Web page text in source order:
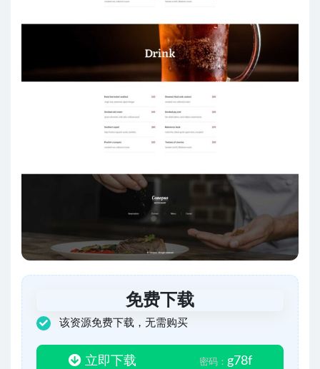
免费下载
该资源免费下载，无需购买
立即下载 密码： g78f